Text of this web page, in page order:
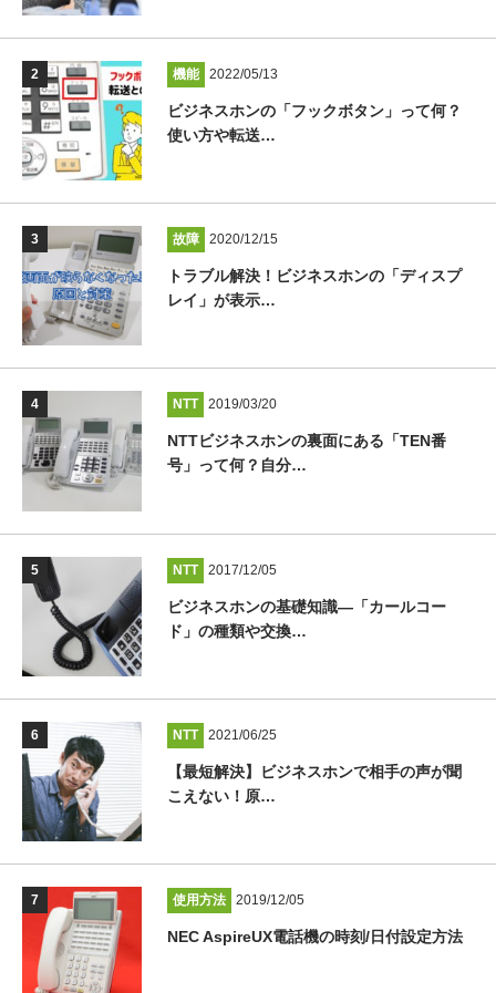
機能 2022/05/13
ビジネスホンの「フックボタン」って何？
使い方や転送…
故障 2020/12/15
トラブル解決！ビジネスホンの「ディスプ
レイ」が表示…
NTT 2019/03/20
NTTビジネスホンの裏面にある「TEN番
号」って何？自分…
NTT 2017/12/05
ビジネスホンの基礎知識―「カールコー
ド」の種類や交換…
NTT 2021/06/25
【最短解決】ビジネスホンで相手の声が聞
こえない！原…
使用方法 2019/12/05
NEC AspireUX電話機の時刻/日付設定方法